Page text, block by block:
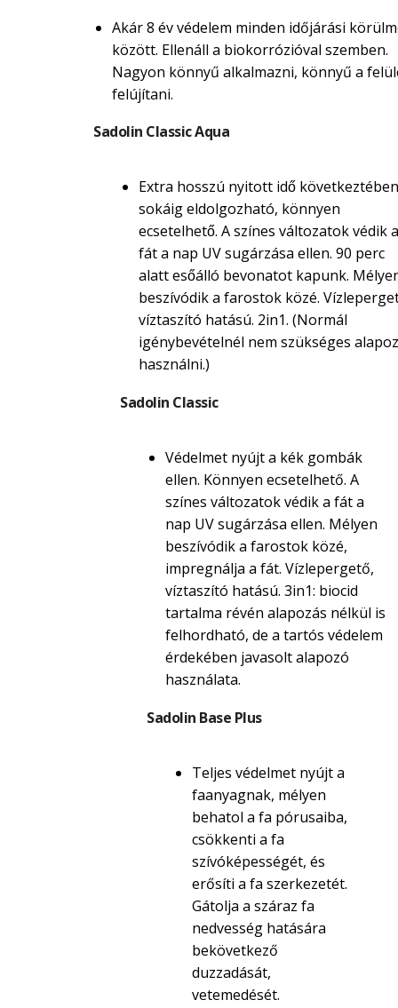
Akár 8 év védelem minden időjárási
között. Ellenáll a biokorrózióval szemben.
Nagyon könnyű alkalmazni, könnyű a
felújítani.
Sadolin Classic Aqua
Extra hosszú nyitott idő következtében
sokáig eldolgozható, könnyen
ecsetelhető. A színes változatok védik a
fát a nap UV sugárzása ellen. 90 perc
alatt esőálló bevonatot kapunk.
beszívódik a farostok közé.
víztaszító hatású. 2in1. (Normál
igénybevételnél nem szükséges
használni.)
Sadolin Classic
Védelmet nyújt a kék gombák
ellen. Könnyen ecsetelhető. A
színes változatok védik a fát a
nap UV sugárzása ellen. Mélyen
beszívódik a farostok közé,
impregnálja a fát. Vízlepergető,
víztaszító hatású. 3in1: biocid
tartalma révén alapozás nélkül is
felhordható, de a tartós védelem
érdekében javasolt alapozó
használata.
Sadolin Base Plus
Teljes védelmet nyújt a
faanyagnak, mélyen
behatol a fa pórusaiba,
csökkenti a fa
szívóképességét, és
erősíti a fa szerkezetét.
Gátolja a száraz fa
nedvesség hatására
bekövetkező
duzzadását,
vetemedését.